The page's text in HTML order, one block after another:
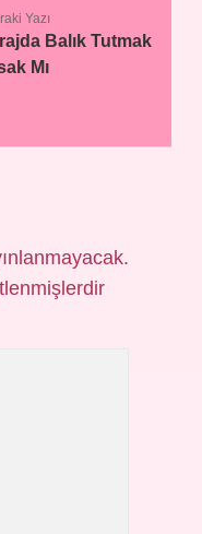
Yazı
Balık Tutmak
Mı